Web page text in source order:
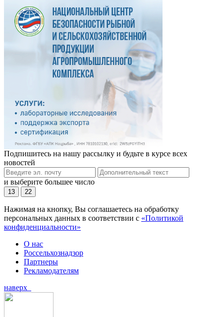
Подпишитесь на нашу рассылку и будьте в курсе всех
новостей
и выберите большее число
13 22
Нажимая на кнопку, Вы соглашаетесь на обработку
персональных данных в соответствии с «Политикой
конфиденциальности»
О нас
Россельхознадзор
Партнеры
Рекламодателям
наверх